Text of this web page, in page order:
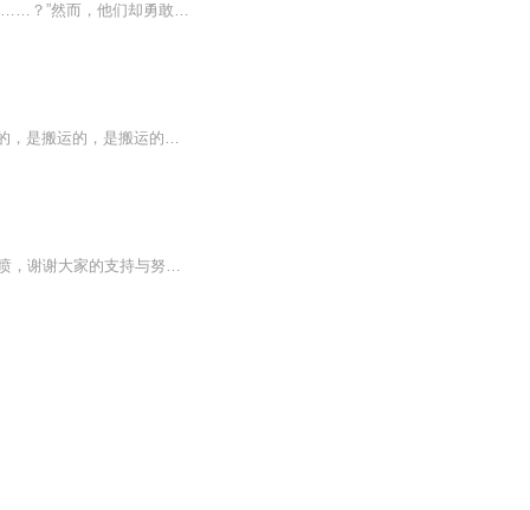
两棵寂寞的樱花树同根同生，相依为命，只是其中一棵永远都不会去问另一棵：“你，爱我吗……？”然而，他们却勇敢的绽放了，在那颗象征着彼此终极命运的，最灿烂的樱花树下。于是，我们仰望，就像仰望某种早已在尘世间灭亡了的信仰，最为根本的、纯洁的、...
专更新樱花校园模拟器，有时候更新剧情，有时候更新生活，希望大家能够喜欢哦，是搬运的，是搬运的，是搬运的，重要的事情说三遍
hello，我是晚秋的频道，讲的是樱花校园模拟器的趣事，（这不能叫简介吧？）反正不喜勿喷，谢谢大家的支持与努力�！